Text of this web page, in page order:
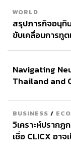
WORLD
สรุปภารกิจอนุทิ
ขับเคลื่อนการทู
Navigating
Thailand and
BUSINESS /
วิเคราะห์ปราก
เชื่อ CLICX อา